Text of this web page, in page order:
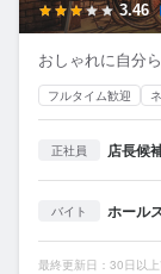
3.46
おしゃれに自分
フルタイム歓迎
正社員 店長候
バイト ホール
最終更新日：30日以